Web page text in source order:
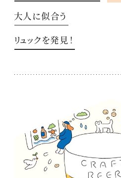
大人に似合う
リュックを発見！